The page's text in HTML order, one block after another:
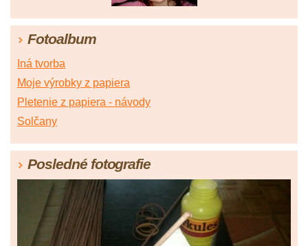
Fotoalbum
Iná tvorba
Moje výrobky z papiera
Pletenie z papiera - návody
Solčany
Posledné fotografie